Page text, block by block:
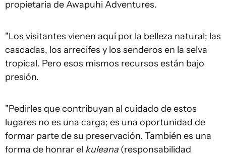
propietaria de Awapuhi Adventures.
"Los visitantes vienen aquí por la belleza natural; las
cascadas, los arrecifes y los senderos en la selva
tropical. Pero esos mismos recursos están bajo
presión.
"Pedirles que contribuyan al cuidado de estos
lugares no es una carga; es una oportunidad de
formar parte de su preservación. También es una
forma de honrar el kuleana (responsabilidad